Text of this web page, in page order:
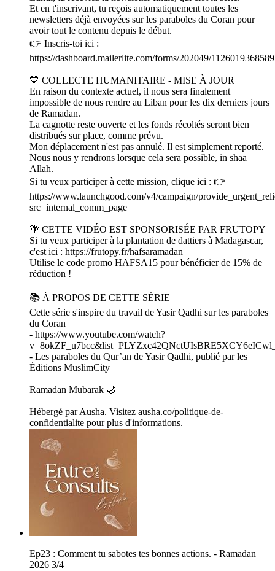
Et en t'inscrivant, tu reçois automatiquement toutes les
newsletters déjà envoyées sur les paraboles du Coran pour
avoir tout le contenu depuis le début.
👉 Inscris-toi ici :
https://dashboard.mailerlite.com/forms/202049/
💙 COLLECTE HUMANITAIRE - MISE À JOUR
En raison du contexte actuel, il nous sera finalement
impossible de nous rendre au Liban pour les dix derniers jours
de Ramadan.
La cagnotte reste ouverte et les fonds récoltés seront bien
distribués sur place, comme prévu.
Mon déplacement n'est pas annulé. Il est simplement reporté.
Nous nous y rendrons lorsque cela sera possible, in shaa
Allah.
Si tu veux participer à cette mission, clique ici : 👉
https://www.launchgood.com/v4/campaign/
src=internal_comm_page
🌴 CETTE VIDÉO EST SPONSORISÉE PAR FRUTOPY
Si tu veux participer à la plantation de dattiers à Madagascar,
c'est ici : https://frutopy.fr/hafsaramadan
Utilise le code promo HAFSA15 pour bénéficier de 15% de
réduction !
📚 À PROPOS DE CETTE SÉRIE
Cette série s'inspire du travail de Yasir Qadhi sur les paraboles
du Coran
- https://www.youtube.com/watch?
- Les paraboles du Qur’an de Yasir Qadhi, publié par les
Éditions MuslimCity
Ramadan Mubarak 🌙
Hébergé par Ausha. Visitez ausha.co/politique-de-
confidentialite pour plus d'informations.
Ep23 : Comment tu sabotes tes bonnes actions. - Ramadan
2026 3/4